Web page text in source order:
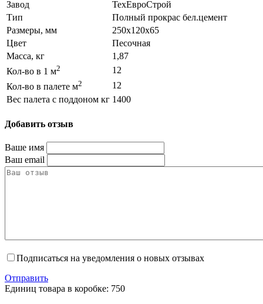
Завод
ТехЕвроСтрой
Тип
Полный прокрас бел.цемент
Размеры, мм
250x120x65
Цвет
Песочная
Масса, кг
1,87
Кол-во в 1 м2
12
Кол-во в палете м2
12
Вес палета с поддоном кг 1400
Добавить отзыв
Ваше имя
Ваш email
Подписаться на уведомления о новых отзывах
Отправить
Единиц товара в коробке: 750